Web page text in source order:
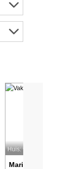
Huis: 9287
Marina Wendtorf,